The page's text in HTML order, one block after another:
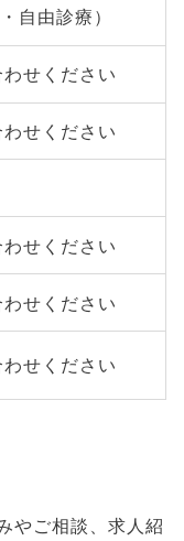
自由診療）
せください
せください
せください
せください
せください
やご相談、求人紹